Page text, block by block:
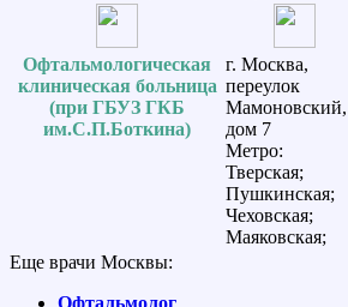
Офтальмологическая
клиническая больница
(при ГБУЗ ГКБ
им.С.П.Боткина)
г. Москва,
переулок
Мамоновский,
дом 7
Метро:
Тверская;
Пушкинская;
Чеховская;
Маяковская;
Еще врачи Москвы:
Офтальмолог